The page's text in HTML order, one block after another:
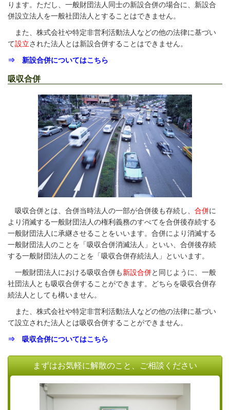
ります。ただし、一般財団法人同士の新設合併の場合に、新設合
併設立法人を一般社団法人とすることはできません。
また、株式会社や特定非営利活動法人などの他の法律に基づい
て設立された法人とは新設合併することはできません。
⇒ 新設合併についてはこちら
吸収合併
吸収合併とは、合併当時法人の一部が合併後も存続し、 合併に
より消滅する一般財団法人の権利義務のすべてを合併後存続する
一般財団法人に承継させることをいいます。合併により消滅する
一般財団法人のことを「吸収合併消滅法人」といい、合併後存続
する一般財団法人のことを「吸収合併存続法人」といいます。
一般財団法人における吸収合併も新設合併と同じように、一般
社団法人とも吸収合併することができます。どちらを吸収合併存
続法人としても構いません。
また、株式会社や特定非営利活動法人などの他の法律に基づい
て設立された法人とは吸収合併することができません。
⇒ 吸収合併についてはこちら
まずはお気軽に解散のこと、ご相談ください